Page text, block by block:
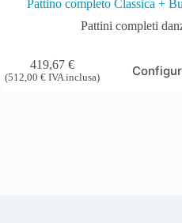
Pattino completo Classica +
Pattini completi
419,67 €
(512,00 €IVA inclusa)